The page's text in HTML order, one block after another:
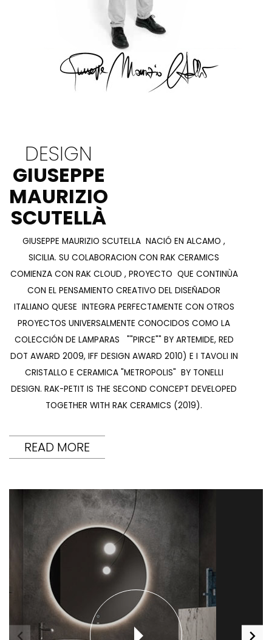
DESIGN
GIUSEPPE
MAURIZIO
SCUTELLÀ
GIUSEPPE MAURIZIO SCUTELLA NACIÓ EN ALCAMO ,
SICILIA. SU COLABORACION CON RAK CERAMICS
COMIENZA CON RAK CLOUD , PROYECTO QUE CONTINÙA
CON EL PENSAMIENTO CREATIVO DEL DISEÑADOR
ITALIANO QUESE INTEGRA PERFECTAMENTE CON OTROS
PROYECTOS UNIVERSALMENTE CONOCIDOS COMO LA
COLECCIÓN DE LAMPARAS ""PIRCE"" BY ARTEMIDE, RED
DOT AWARD 2009, IFF DESIGN AWARD 2010) E I TAVOLI IN
CRISTALLO E CERAMICA "METROPOLIS" BY TONELLI
DESIGN. RAK-PETIT IS THE SECOND CONCEPT DEVELOPED
TOGETHER WITH RAK CERAMICS (2019).
READ MORE